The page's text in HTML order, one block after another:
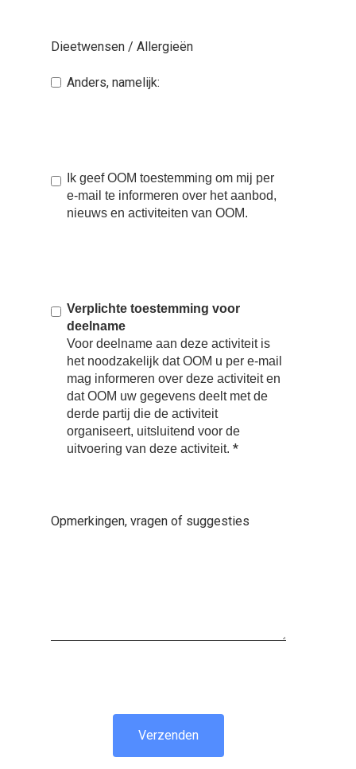
Dieetwensen / Allergieën
Anders, namelijk:
Ik geef OOM toestemming om mij per
e-mail te informeren over het aanbod,
nieuws en activiteiten van OOM.
Verplichte toestemming voor
deelname
Voor deelname aan deze activiteit is
het noodzakelijk dat OOM u per e-mail
mag informeren over deze activiteit en
dat OOM uw gegevens deelt met de
derde partij die de activiteit
organiseert, uitsluitend voor de
uitvoering van deze activiteit. *
Opmerkingen, vragen of suggesties
Verzenden